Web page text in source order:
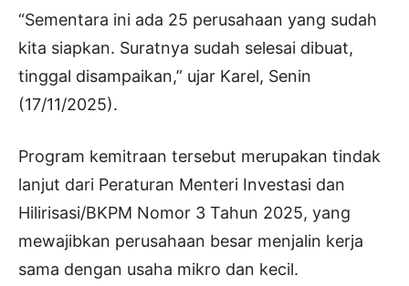
“Sementara ini ada 25 perusahaan yang sudah
kita siapkan. Suratnya sudah selesai dibuat,
tinggal disampaikan,” ujar Karel, Senin
(17/11/2025).
Program kemitraan tersebut merupakan tindak
lanjut dari Peraturan Menteri Investasi dan
Hilirisasi/BKPM Nomor 3 Tahun 2025, yang
mewajibkan perusahaan besar menjalin kerja
sama dengan usaha mikro dan kecil.